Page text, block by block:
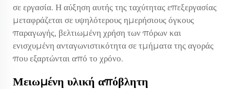
σε εργασία. Η αύξηση αυτής της ταχύτητας επεξεργασίας
μεταφράζεται σε υψηλότερους ημερήσιους όγκους
παραγωγής, βελτιωμένη χρήση των πόρων και
ενισχυμένη ανταγωνιστικότητα σε τμήματα της αγοράς
που εξαρτώνται από το χρόνο.
Μειωμένη υλική απόβλητη